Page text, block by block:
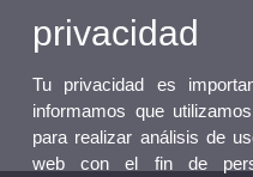
privacidad
Tu privacidad es
informamos que
para realizar análisis de
web con el fin de